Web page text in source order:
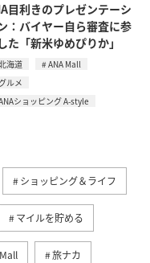
目利きのプレゼンテーシ
：バイヤー自ら審査に参
た「新米ゆめぴりか」
海道
ANA Mall
ルメ
ショッピング A-style
ショッピング＆ライフ
マイルを貯める
旅ナカ